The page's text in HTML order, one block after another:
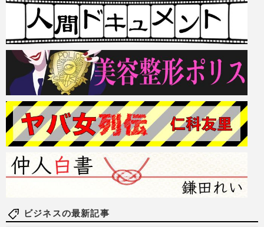
ビジネスの最新記事